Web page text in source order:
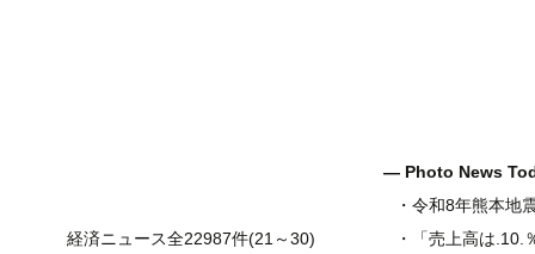
― Photo News
・令和8年熊本地
・
「売上高は.10.％増の
経済ニュース全22987件(21～30)